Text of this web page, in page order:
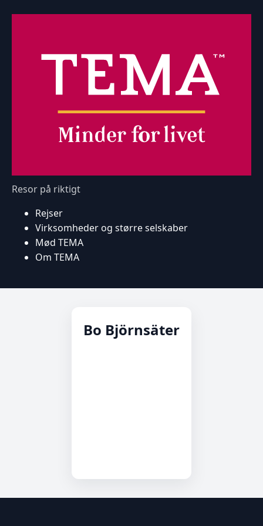
Resor på riktigt
Rejser
Virksomheder og større selskaber
Mød TEMA
Om TEMA
Bo Björnsäter